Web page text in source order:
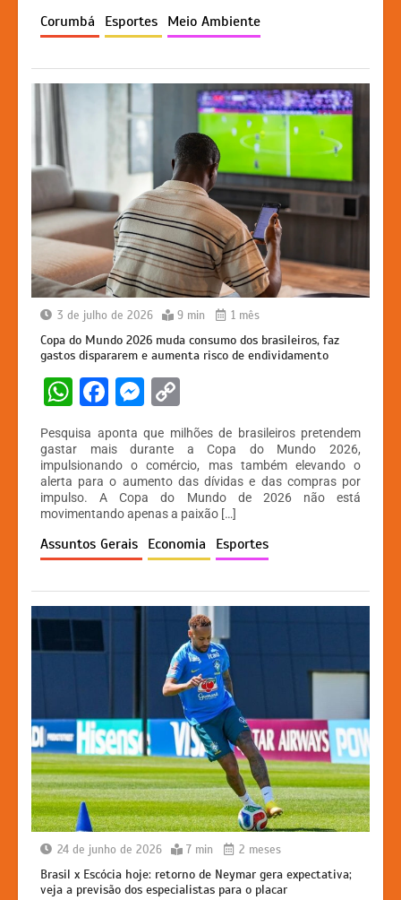
p o
k
n
er
n
Corumbá Esportes Meio Ambiente
3 de julho de 2026 9 min 1 mês
Copa do Mundo 2026 muda consumo dos brasileiros, faz
gastos dispararem e aumenta risco de endividamento
W
h
at
s
A
p
p
F
c
e
b
o
o
k
M
s
s
e
n
g
er
o
p
y
Li
n
k
Pesquisa aponta que milhões de brasileiros pretendem
gastar mais durante a Copa do Mundo 2026,
impulsionando o comércio, mas também elevando o
alerta para o aumento das dívidas e das compras por
impulso. A Copa do Mundo de 2026 não está
movimentando apenas a paixão […]
Assuntos Gerais Economia Esportes
24 de junho de 2026 7 min 2 meses
Brasil x Escócia hoje: retorno de Neymar gera expectativa;
veja a previsão dos especialistas para o placar